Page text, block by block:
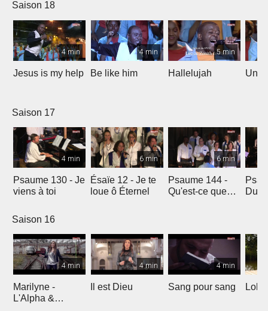
Saison 18
4 min
Jesus is my help
4 min
Be like him
5 min
Hallelujah Un
Saison 17
4 min
Psaume 130 - Je
viens à toi
6 min
Ésaïe 12 - Je te
loue ô Éternel
6 min
Psaume 144 -
Qu'est-ce que
Du
Saison 16
4 min
Marilyne -
L'Alpha &
4 min
Il est Dieu
4 min
Sang pour sang Lola